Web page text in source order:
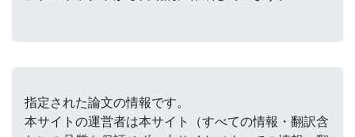
指定された論文の情報です。
本サイトの運営者は本サイト（すべての情報・翻訳含